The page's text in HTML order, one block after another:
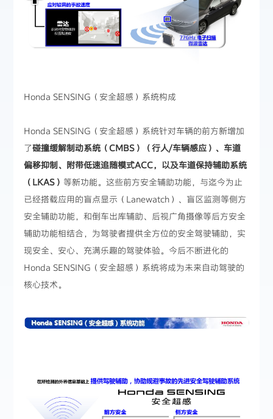
Honda SENSING（安全超感）系统构成
Honda SENSING（安全超感）系统针对车辆的前方新增加
了碰撞缓解制动系统（CMBS）（行人/车辆感应）、车道
偏移抑制、附带低速追随模式ACC，以及车道保持辅助系统
（LKAS） 等新功能。这些前方安全辅助功能，与迄今为止
已经搭载应用的盲点显示（Lanewatch）、盲区监测等侧方
安全辅助功能，和倒车出库辅助、后视广角摄像等后方安全
辅助功能相结合，为驾驶者提供全方位的安全驾驶辅助，实
现安全、安心、充满乐趣的驾驶体验。今后不断进化的
Honda SENSING（安全超感）系统将成为未来自动驾驶的
核心技术。